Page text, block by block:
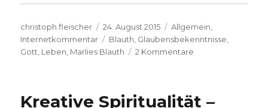
Autor
christoph.fleischer
Veröffentlicht
am
24. August 2015 Kategorien
Allgemein
Internetkommentar
Schlagwörter
Blauth Glaubensbekenntnisse
Gott Leben Marlies Blauth 2 Kommentare
Heiko
Kreative Spiritualität –